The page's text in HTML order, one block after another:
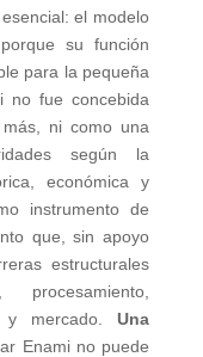
el modelo
su función
para la pequeña
no fue concebida
ni como una
según la
económica y
instrumento de
que, sin apoyo
estructurales
y mercado.Una
Enami no puede